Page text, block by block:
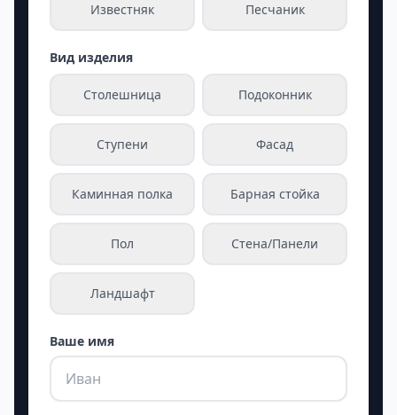
Известняк Песчаник
Вид изделия
Столешница Подоконник
Ступени Фасад
Каминная полка Барная стойка
Пол Стена/Панели
Ландшафт
Ваше имя